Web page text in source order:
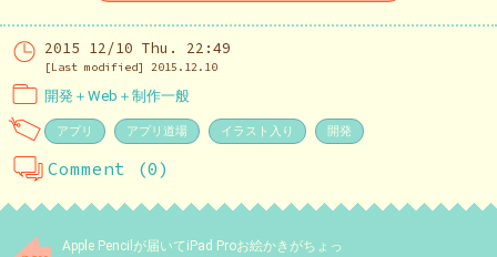
2015 12/10 Thu. 22:49
[Last modified] 2015.12.10
開発＋Web＋制作一般
アプリ アプリ道場 イラスト入り 開発
Comment (0)
Apple Pencilが届いてiPad Proお絵かきがちょっ